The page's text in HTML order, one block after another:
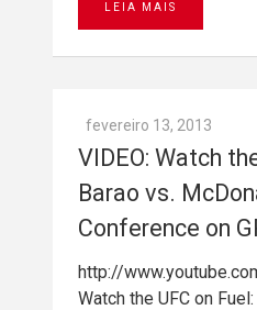
LEIA MAIS
fevereiro 13, 2013
VIDEO: Watch
Barao vs.
Conference on
http://
Watch the UFC on